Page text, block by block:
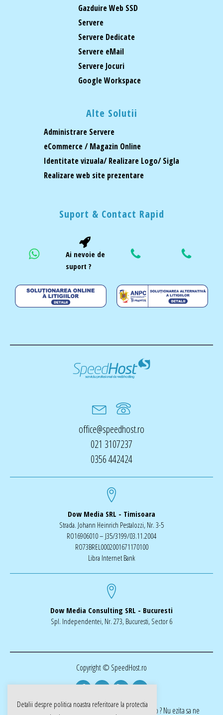
Gazduire Web SSD
Servere
Servere Dedicate
Servere eMail
Servere Jocuri
Google Workspace
Alte Solutii
Administrare Servere
eCommerce / Magazin Online
Identitate vizuala/ Realizare Logo/ Sigla
Realizare web site prezentare
Suport & Contact Rapid
Ai nevoie de
suport ?
office@speedhost.ro
021 3107237
0356 442424
Dow Media SRL - Timisoara
Strada. Johann Heinrich Pestalozzi, Nr. 3-5
RO16906010 – J35/3199/03.11.2004
RO73BREL0002001671170100
Libra Internet Bank
Dow Media Consulting SRL - Bucuresti
Spl. Independentei, Nr. 273, Bucuresti, Sector 6
Copyright © SpeedHost.ro
realizat de Dow Media | ai nevoie de o pagina web ? Nu ezita sa ne
Detalii despre politica noastra referitoare la protectia